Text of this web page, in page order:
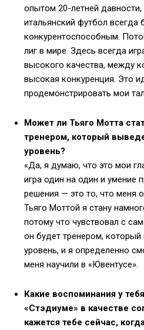
опытом 20-летней давности,
итальянский футбол всегда
конкурентоспособным.
лиг в мире. Здесь всегда
высокого качества, между
высокая конкуренция. Это
продемонстрировать мои
Может ли Тьяго Мотта
тренером, который
уровень?
«Да, я думаю, что это мои
игра один на один и умение
решения — это то, что меня
Тьяго Моттой я стану
потому что чувствовал с
он будет тренером,
уровень, и я определенно
меня научили в «Ювентусе».
Какие воспоминания у
«Стэдиуме» в качестве
кажется тебе сейчас,